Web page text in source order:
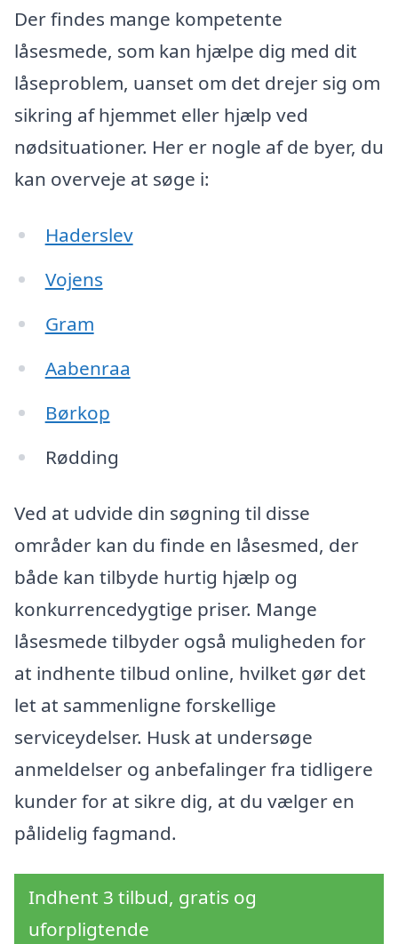
Der findes mange kompetente
låsesmede, som kan hjælpe dig med dit
låseproblem, uanset om det drejer sig om
sikring af hjemmet eller hjælp ved
nødsituationer. Her er nogle af de byer, du
kan overveje at søge i:
Haderslev
Vojens
Gram
Aabenraa
Børkop
Rødding
Ved at udvide din søgning til disse
områder kan du finde en låsesmed, der
både kan tilbyde hurtig hjælp og
konkurrencedygtige priser. Mange
låsesmede tilbyder også muligheden for
at indhente tilbud online, hvilket gør det
let at sammenligne forskellige
serviceydelser. Husk at undersøge
anmeldelser og anbefalinger fra tidligere
kunder for at sikre dig, at du vælger en
pålidelig fagmand.
Indhent 3 tilbud, gratis og
uforpligtende